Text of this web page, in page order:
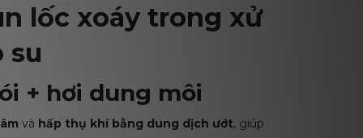
lốc xoáy trong xử
su
+ hơi dung môi
và hấp thụ khí bằng dung dịch ướt, giúp